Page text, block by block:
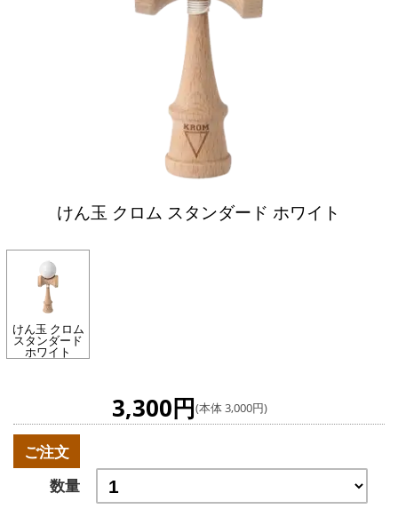
けん玉 クロム スタンダード ホワイト
けん玉 クロム
スタンダード
ホワイト
3,300円(本体 3,000円)
ご注文
数量